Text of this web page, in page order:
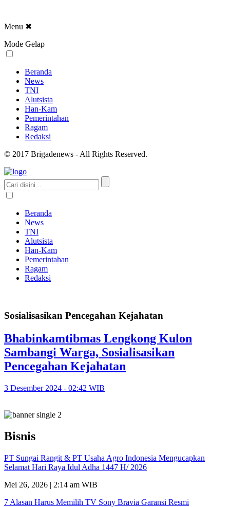
Menu ✖
Mode Gelap
Beranda
News
TNI
Alutsista
Han-Kam
Pemerintahan
Ragam
Redaksi
© 2017 Brigadenews - All Rights Reserved.
Beranda
News
TNI
Alutsista
Han-Kam
Pemerintahan
Ragam
Redaksi
Sosialisasikan Pencegahan Kejahatan
Bhabinkamtibmas Lengkong Kulon
Sambangi Warga, Sosialisasikan
Pencegahan Kejahatan
3 Desember 2024 - 02:42 WIB
Bisnis
PT Sungai Rangit & PT Usaha Agro Indonesia Mengucapkan
Selamat Hari Raya Idul Adha 1447 H/ 2026
Mei 26, 2026 | 2:14 am WIB
7 Alasan Harus Memilih TV Sony Bravia Garansi Resmi